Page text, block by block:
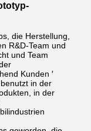
die Herstellung,
R&D-Team und
und Team
Kunden ′
in der
in der